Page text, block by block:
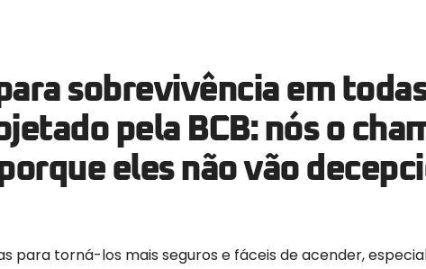
sobrevivência em
pela BCB: nós o
eles não vão
para torná-los mais seguros e fáceis de acender,